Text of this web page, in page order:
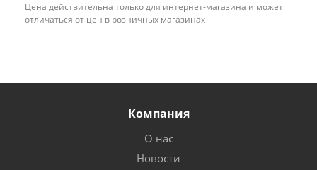
Цена действительна только для интернет-магазина и может
отличаться от цен в розничных магазинах
Компания
О нас
Новости